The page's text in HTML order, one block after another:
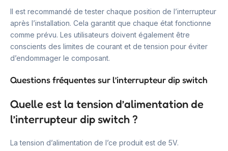
Il est recommandé de tester chaque position de l’interrupteur
après l’installation. Cela garantit que chaque état fonctionne
comme prévu. Les utilisateurs doivent également être
conscients des limites de courant et de tension pour éviter
d’endommager le composant.
Questions fréquentes sur l’interrupteur dip switch
Quelle est la tension d’alimentation de
l’interrupteur dip switch ?
La tension d’alimentation de l’ce produit est de 5V.